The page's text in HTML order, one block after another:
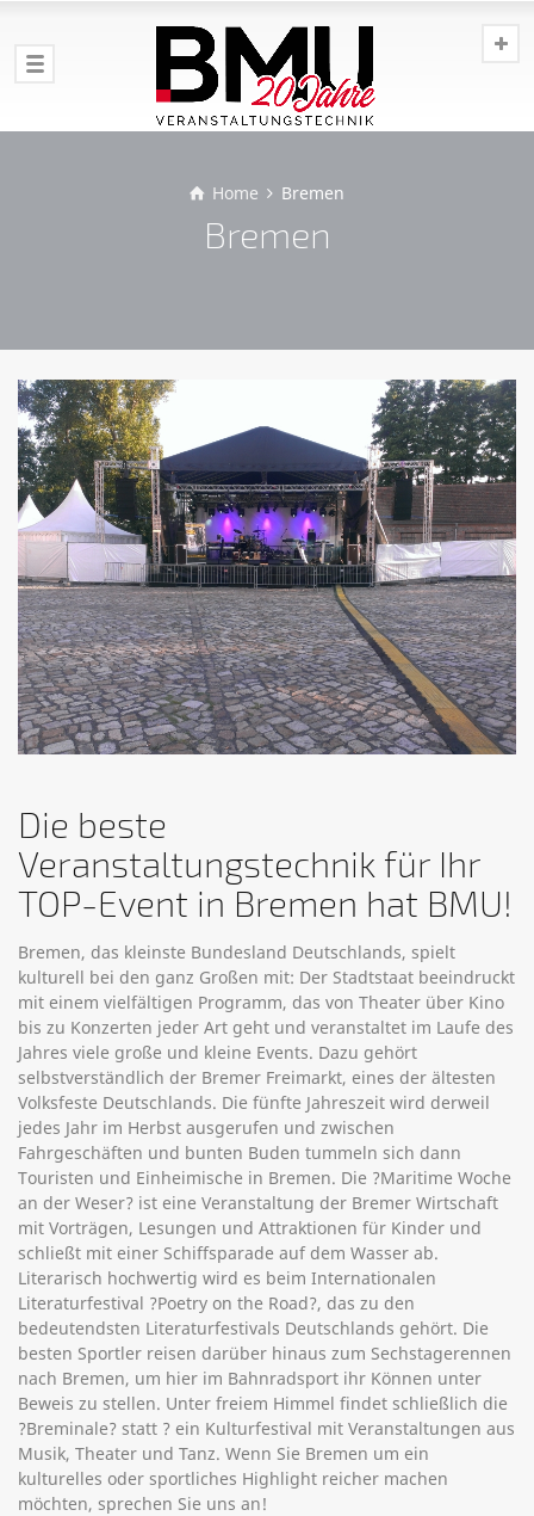
Home Bremen
Bremen
Die beste
Veranstaltungstechnik für Ihr
TOP-Event in Bremen hat BMU!
Bremen, das kleinste Bundesland Deutschlands, spielt
kulturell bei den ganz Großen mit: Der Stadtstaat beeindruckt
mit einem vielfältigen Programm, das von Theater über Kino
bis zu Konzerten jeder Art geht und veranstaltet im Laufe des
Jahres viele große und kleine Events. Dazu gehört
selbstverständlich der Bremer Freimarkt, eines der ältesten
Volksfeste Deutschlands. Die fünfte Jahreszeit wird derweil
jedes Jahr im Herbst ausgerufen und zwischen
Fahrgeschäften und bunten Buden tummeln sich dann
Touristen und Einheimische in Bremen. Die ?Maritime Woche
an der Weser? ist eine Veranstaltung der Bremer Wirtschaft
mit Vorträgen, Lesungen und Attraktionen für Kinder und
schließt mit einer Schiffsparade auf dem Wasser ab.
Literarisch hochwertig wird es beim Internationalen
Literaturfestival ?Poetry on the Road?, das zu den
bedeutendsten Literaturfestivals Deutschlands gehört. Die
besten Sportler reisen darüber hinaus zum Sechstagerennen
nach Bremen, um hier im Bahnradsport ihr Können unter
Beweis zu stellen. Unter freiem Himmel findet schließlich die
?Breminale? statt ? ein Kulturfestival mit Veranstaltungen aus
Musik, Theater und Tanz. Wenn Sie Bremen um ein
kulturelles oder sportliches Highlight reicher machen
möchten, sprechen Sie uns an!